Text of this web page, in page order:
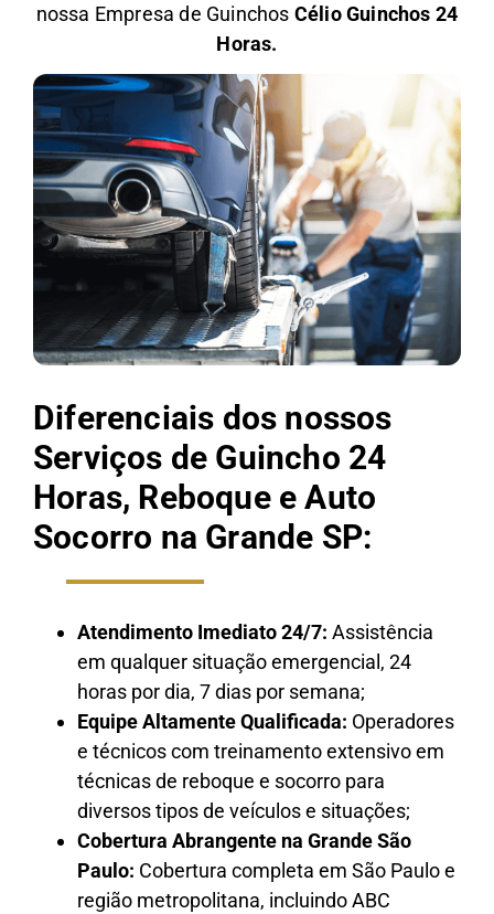
nossa Empresa de Guinchos Célio Guinchos 24
Horas.
Diferenciais dos nossos
Serviços de Guincho 24
Horas, Reboque e Auto
Socorro na Grande SP:
Atendimento Imediato 24/7: Assistência
em qualquer situação emergencial, 24
horas por dia, 7 dias por semana;
Equipe Altamente Qualificada: Operadores
e técnicos com treinamento extensivo em
técnicas de reboque e socorro para
diversos tipos de veículos e situações;
Cobertura Abrangente na Grande São
Paulo: Cobertura completa em São Paulo e
região metropolitana, incluindo ABC